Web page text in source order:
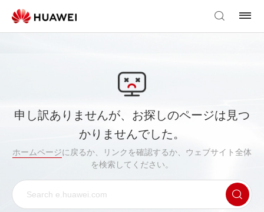
申し訳ありませんが、お探しのページは見つ
かりませんでした。
ホームページに戻るか、リンクを確認するか、ウェブサイト全体
を検索してください。